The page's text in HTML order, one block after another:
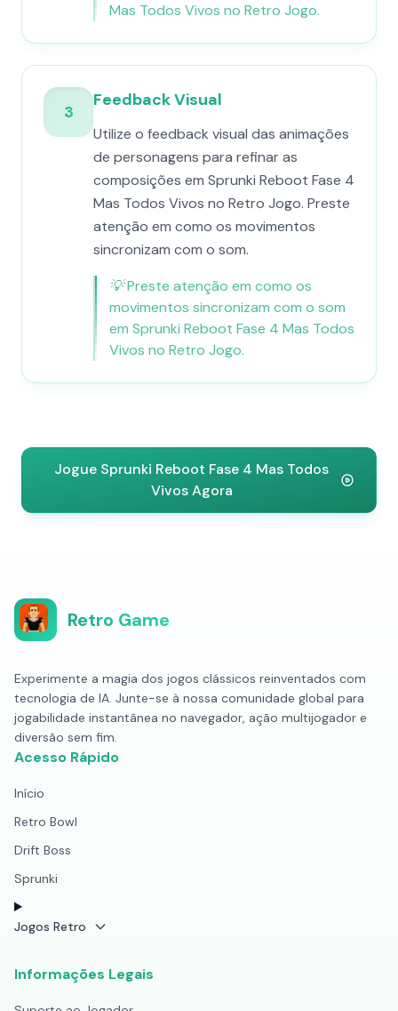
Mas Todos Vivos no Retro Jogo.
3
Feedback Visual
Utilize o feedback visual das animações
de personagens para refinar as
composições em Sprunki Reboot Fase 4
Mas Todos Vivos no Retro Jogo. Preste
atenção em como os movimentos
sincronizam com o som.
💡Preste atenção em como os
movimentos sincronizam com o som
em Sprunki Reboot Fase 4 Mas Todos
Vivos no Retro Jogo.
Jogue Sprunki Reboot Fase 4 Mas Todos
Vivos Agora
Retro Game
Experimente a magia dos jogos clássicos reinventados com
tecnologia de IA. Junte-se à nossa comunidade global para
jogabilidade instantânea no navegador, ação multijogador e
diversão sem fim.
Acesso Rápido
Início
Retro Bowl
Drift Boss
Sprunki
Jogos Retro
Informações Legais